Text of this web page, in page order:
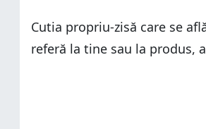
Cutia propriu-zisă care se
referă la tine sau la produs,